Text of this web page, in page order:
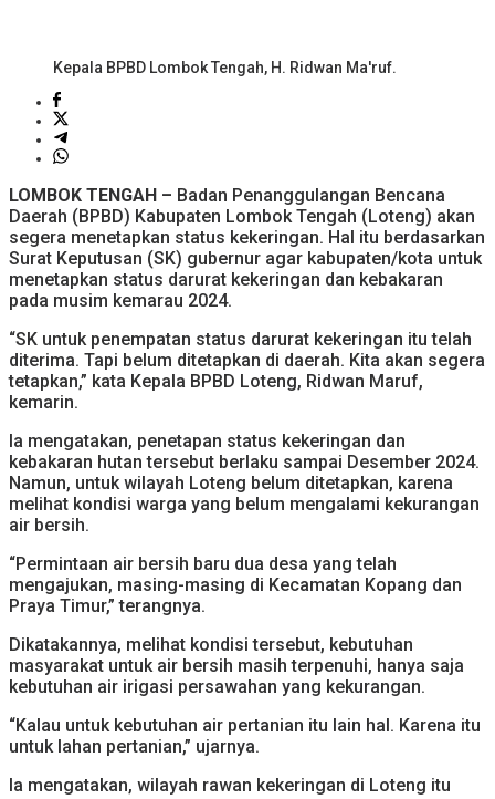
Kepala BPBD Lombok Tengah, H. Ridwan Ma'ruf.
LOMBOK TENGAH – Badan Penanggulangan Bencana
Daerah (BPBD) Kabupaten Lombok Tengah (Loteng) akan
segera menetapkan status kekeringan. Hal itu berdasarkan
Surat Keputusan (SK) gubernur agar kabupaten/kota untuk
menetapkan status darurat kekeringan dan kebakaran
pada musim kemarau 2024.
“SK untuk penempatan status darurat kekeringan itu telah
diterima. Tapi belum ditetapkan di daerah. Kita akan segera
tetapkan,” kata Kepala BPBD Loteng, Ridwan Maruf,
kemarin.
Ia mengatakan, penetapan status kekeringan dan
kebakaran hutan tersebut berlaku sampai Desember 2024.
Namun, untuk wilayah Loteng belum ditetapkan, karena
melihat kondisi warga yang belum mengalami kekurangan
air bersih.
“Permintaan air bersih baru dua desa yang telah
mengajukan, masing-masing di Kecamatan Kopang dan
Praya Timur,” terangnya.
Dikatakannya, melihat kondisi tersebut, kebutuhan
masyarakat untuk air bersih masih terpenuhi, hanya saja
kebutuhan air irigasi persawahan yang kekurangan.
“Kalau untuk kebutuhan air pertanian itu lain hal. Karena itu
untuk lahan pertanian,” ujarnya.
Ia mengatakan, wilayah rawan kekeringan di Loteng itu